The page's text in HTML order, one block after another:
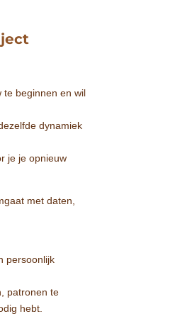
te beginnen en wil
dynamiek
je je opnieuw
met daten,
persoonlijk
patronen te
hebt.